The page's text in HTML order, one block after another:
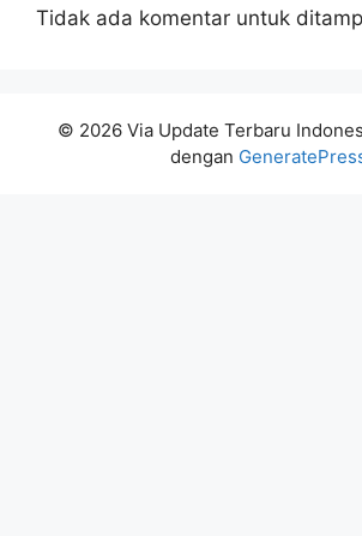
Tidak ada komentar untuk
© 2026 Via Update Terbaru
dengan